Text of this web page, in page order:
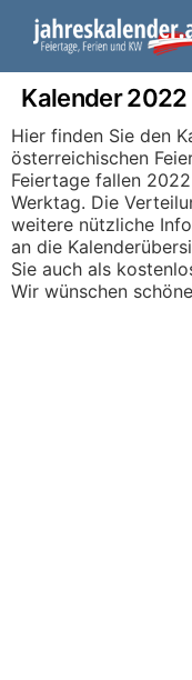
content
Kalender
Hier finden Sie den
österreichischen
Feiertage fallen
Werktag. Die
weitere nützliche
an die
Sie auch als
Wir wünschen